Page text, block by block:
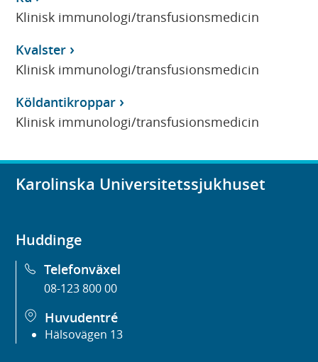
Klinisk immunologi/transfusionsmedicin
Kvalster
Klinisk immunologi/transfusionsmedicin
Köldantikroppar
Klinisk immunologi/transfusionsmedicin
Karolinska Universitetssjukhuset
Huddinge
Telefonväxel
08-123 800 00
Huvudentré
Hälsovägen 13